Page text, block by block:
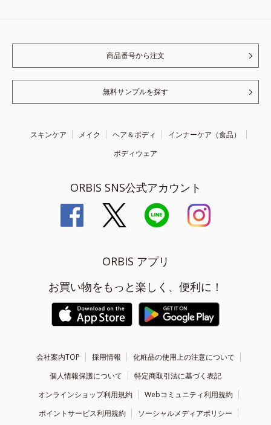
商品番号から注文
無料サンプルを探す
スキンケア メイク ヘア＆ボディ
インナーケア（食品）
ボディウェア
ORBIS SNS公式アカウント
ORBIS アプリ
お買い物をもっと楽しく、便利に！
会社案内TOP 採用情報
化粧品の使用上の注意について
個人情報保護について
特定商取引法に基づく表記
オンラインショップ利用規約
Webコミュニティ利用規約
ポイントサービス利用規約
ソーシャルメディアポリシー